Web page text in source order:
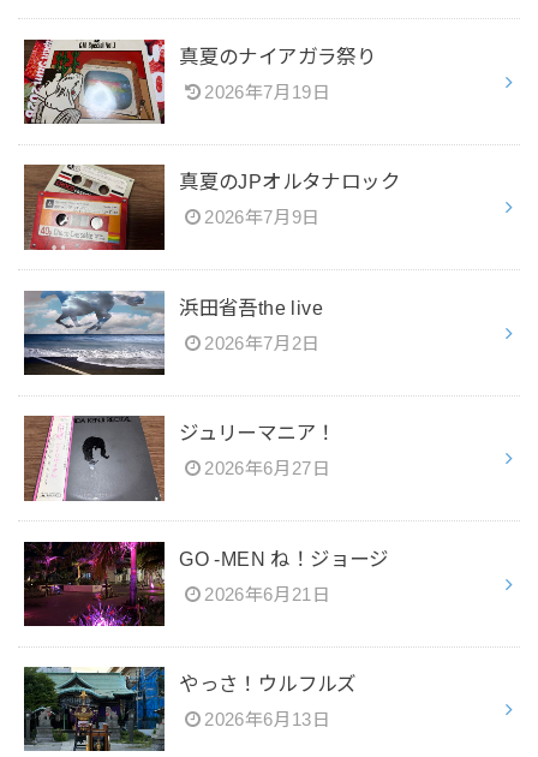
真夏のナイアガラ祭り
2026年7月19日
真夏のJPオルタナロック
2026年7月9日
浜田省吾the live
2026年7月2日
ジュリーマニア！
2026年6月27日
GO -MEN ね！ジョージ
2026年6月21日
やっさ！ウルフルズ
2026年6月13日